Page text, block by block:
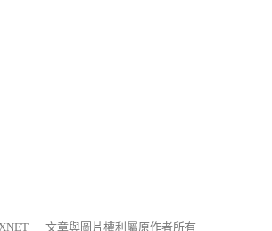
文章與圖片權利屬原作者所有